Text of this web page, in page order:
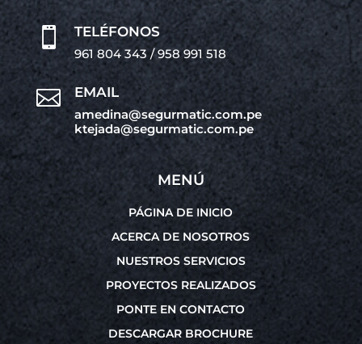
 TELÉFONOS
961 804 343 / 958 991 518
 EMAIL
amedina@segurmatic.com.pe
ktejada@segurmatic.com.pe
MENÚ
PÁGINA DE INICIO
ACERCA DE NOSOTROS
NUESTROS SERVICIOS
PROYECTOS REALIZADOS
PONTE EN CONTACTO
DESCARGAR BROCHURE